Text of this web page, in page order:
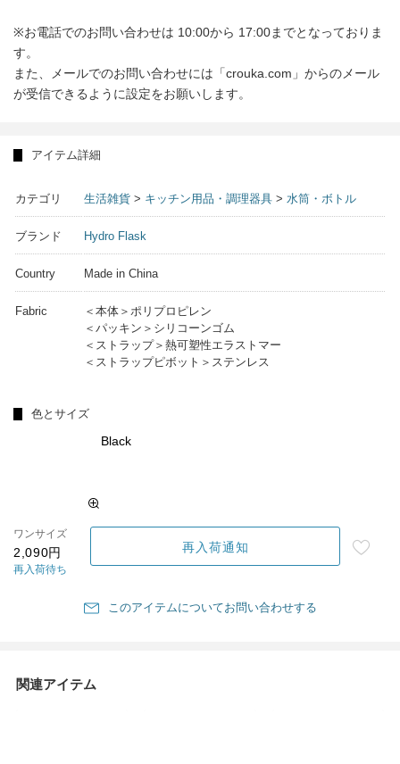
※お電話でのお問い合わせは 10:00から 17:00までとなっておりま
す。
また、メールでのお問い合わせには「crouka.com」からのメール
が受信できるように設定をお願いします。
アイテム詳細
カテゴリ 生活雑貨 > キッチン用品・調理器具 > 水筒・ボトル
ブランド Hydro Flask
Country Made in China
Fabric
＜本体＞ポリプロピレン
＜パッキン＞シリコーンゴム
＜ストラップ＞熱可塑性エラストマー
＜ストラップピボット＞ステンレス
色とサイズ
Black
ワンサイズ
2,090円
再入荷待ち
再入荷通知
このアイテムについてお問い合わせする
関連アイテム